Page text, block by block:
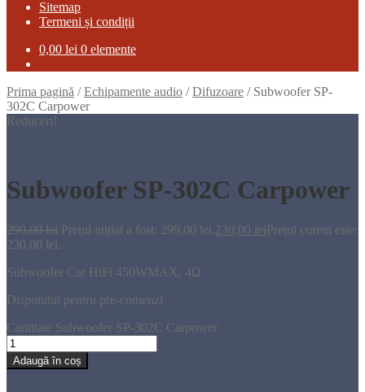
Sitemap
Termeni și condiții
0,00 lei 0 elemente
Prima pagină /Echipamente audio /Difuzoare / Subwoofer SP-
302C Carpower
Reduceri!
Subwoofer SP-302C Carpower
299,00lei Prețul inițial a fost: 299,00 lei.230,00 leiPrețul curent este:
230,00 lei.
Subwoofer Car HiFi 450WMAX, 4Ω
Disponibil pentru pre-comenzi
Cantitate Subwoofer SP-302C Carpower
Adaugă în coș